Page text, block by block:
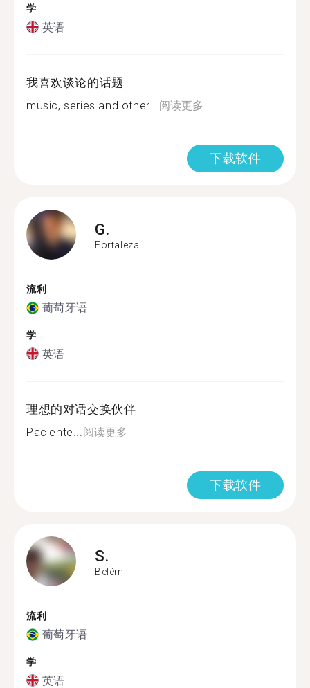
学
英语
我喜欢谈论的话题
music, series and other... 阅读更多
下载软件
G.
Fortaleza
流利
葡萄牙语
学
英语
理想的对话交换伙伴
Paciente... 阅读更多
下载软件
S.
Belém
流利
葡萄牙语
学
英语